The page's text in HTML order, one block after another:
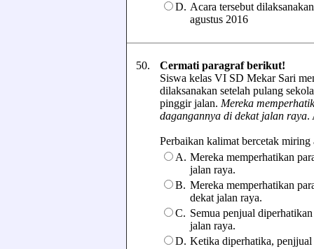
D. Acara tersebut
agustus 2016
50.
Cermati paragraf berikut!
Siswa kelas VI SD Mekar Sari
dilaksanakan setelah pulang
pinggir jalan. Mereka
dagangannya di dekat jalan raya.
Perbaikan kalimat bercetak
A. Mereka memperhatikan
jalan raya.
B. Mereka memperhatikan
dekat jalan raya.
C. Semua penjual
jalan raya.
D. Ketika diperhatika, penjjual